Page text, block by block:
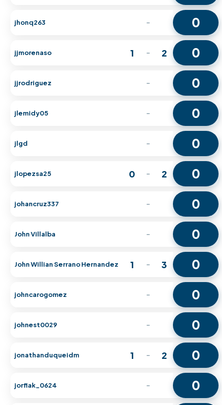
jhonq263 - 0
jjmorenaso 1 - 2 0
jjrodriguez - 0
jlemidy05 - 0
jlgd - 0
jlopezsa25 0 - 2 0
johancruz337 - 0
John Villalba - 0
John Willian Serrano Hernandez 1 - 3 0
johncarogomez - 0
johnest0029 - 0
jonathanduqueidm 1 - 2 0
jorflak_0624 - 0